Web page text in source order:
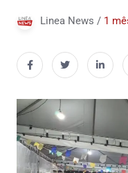
Linea News / 1